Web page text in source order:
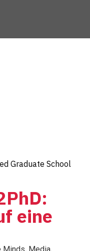
Graduate School
eine